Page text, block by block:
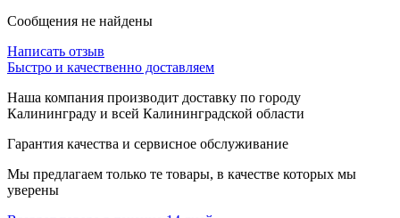
Сообщения не найдены
Написать отзыв
Быстро и качественно доставляем
Наша компания производит доставку по городу
Калининграду и всей Калининградской области
Гарантия качества и сервисное обслуживание
Мы предлагаем только те товары, в качестве которых мы
уверены